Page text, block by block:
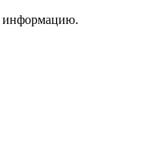
информацию.